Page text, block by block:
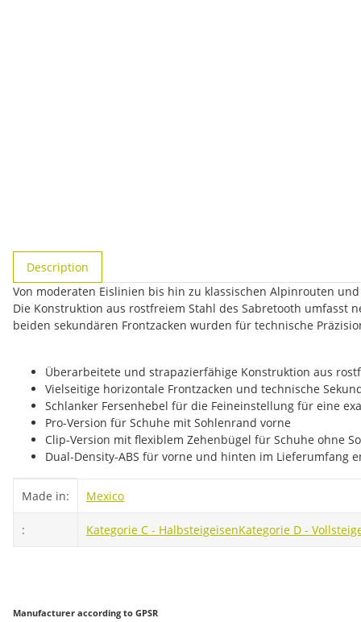
Description
Von moderaten Eislinien bis hin zu klassischen Alpinrouten
Die Konstruktion aus rostfreiem Stahl des Sabretooth umfasst
beiden sekundären Frontzacken wurden für technische
Überarbeitete und strapazierfähige Konstruktion aus
Vielseitige horizontale Frontzacken und technische
Schlanker Fersenhebel für die Feineinstellung für eine
Pro-Version für Schuhe mit Sohlenrand vorne
Clip-Version mit flexiblem Zehenbügel für Schuhe ohne
Dual-Density-ABS für vorne und hinten im Lieferumfang
Made in: Mexico
: Kategorie C - HalbsteigeisenKategorie D -
Manufacturer according to GPSR